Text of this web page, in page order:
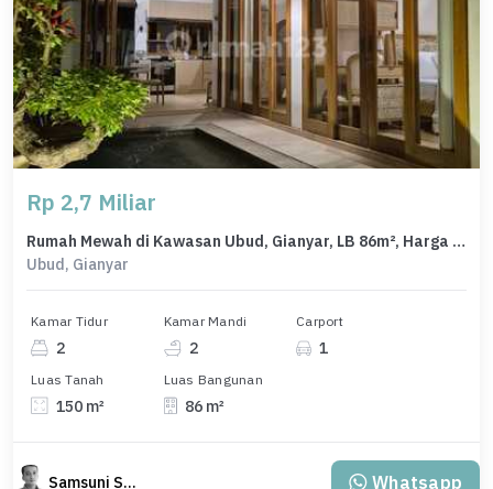
Rp 2,7 Miliar
Rumah Mewah di Kawasan Ubud, Gianyar, LB 86m², Harga 2,7 Miliar
Ubud, Gianyar
Kamar Tidur
2
Kamar Mandi
2
Carport
1
Luas Tanah
150 m²
Luas Bangunan
86 m²
Samsuni Samsuni Whatsapp